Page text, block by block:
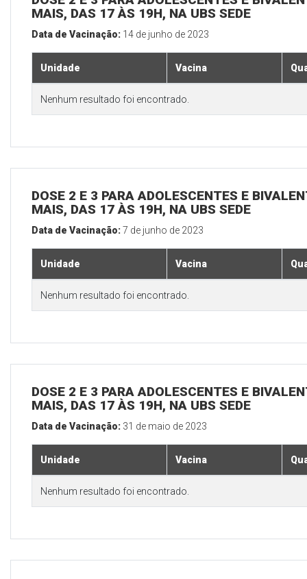
MAIS, DAS 17 ÀS 19H, NA UBS SEDE
Data de Vacinação: 14 de junho de 2023
Unidade Vacina
Nenhum resultado foi encontrado.
DOSE 2 E 3 PARA ADOLESCENTES E
MAIS, DAS 17 ÀS 19H, NA UBS SEDE
Data de Vacinação:7 de junho de 2023
Unidade Vacina
Nenhum resultado foi encontrado.
DOSE 2 E 3 PARA ADOLESCENTES E
MAIS, DAS 17 ÀS 19H, NA UBS SEDE
Data de Vacinação: 31 de maio de 2023
Unidade Vacina
Nenhum resultado foi encontrado.